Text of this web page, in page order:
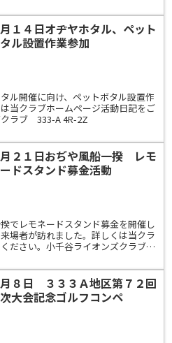
１４日オヂヤホタル、ペット
ル設置作業参加
ル開催に向け、ペットボタル設置作
当クラブホームページ活動日記をご
ラブ 333-A 4R-2Z
月２１日おぢや風船一揆 レモ
ドスタンド募金活動
でレモネードスタンド募金を開催し
場者が訪れました。詳しくは当クラ
ださい。小千谷ライオンズクラブ
８日 ３３３Ａ地区第７２回
大会記念ゴルフコンペ